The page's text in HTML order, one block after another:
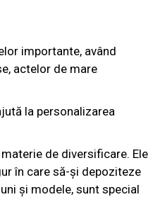
importante, având
actelor de mare
la personalizarea
de diversificare. Ele
în care să-și depoziteze
și modele, sunt special